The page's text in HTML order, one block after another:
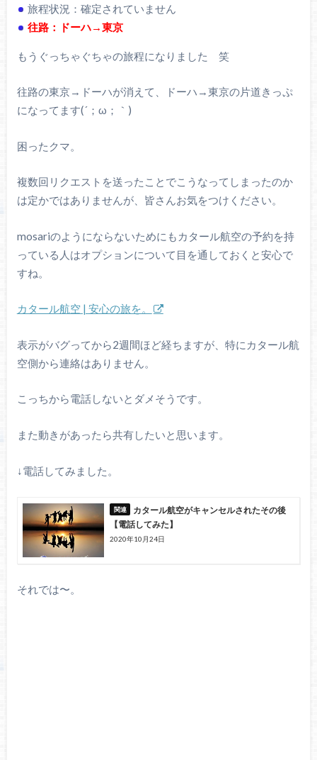
旅程状況：確定されていません
往路：
ドーハ→東京
もうぐっちゃぐちゃの旅程になりました 笑
往路の東京→ドーハが消えて、ドーハ→東京の片道きっぷ
になってます(´；ω；｀)
困ったクマ。
複数回リクエストを送ったことでこうなってしまったのか
は定かではありませんが、皆さんお気をつけください。
mosariのようにならないためにもカタール航空の予約を持
っている人はオプションについて目を通しておくと安心で
すね。
カタール航空 | 安心の旅を。
表示がバグってから2週間ほど経ちますが、特にカタール航
空側から連絡はありません。
こっちから電話しないとダメそうです。
また動きがあったら共有したいと思います。
↓電話してみました。
カタール航空がキャンセルされたその後
【電話してみた】
2020年10月24日
それでは〜。